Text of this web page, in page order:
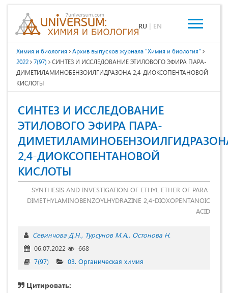
RU | EN
Химия и биология
Архив выпусков журнала "Химия и биология"
2022
7(97)
СИНТЕЗ И ИССЛЕДОВАНИЕ ЭТИЛОВОГО ЭФИРА ПАРА-
ДИМЕТИЛАМИНОБЕНЗОИЛГИДРАЗОНА 2,4-ДИОКСОПЕНТАНОВОЙ
КИСЛОТЫ
СИНТЕЗ И ИССЛЕДОВАНИЕ
ЭТИЛОВОГО ЭФИРА ПАРА-
2,4-ДИОКСОПЕНТАНОВОЙ
КИСЛОТЫ
SYNTHESIS AND INVESTIGATION OF ETHYL ETHER OF PARA-
DIMETHYLAMINOBENZOYLHYDRAZINE 2,4-DIOXOPENTANOIC
ACID
Севинчова Д.Н. Турсунов М.А. Остонова Н.
06.07.2022
668
7(97)
03. Органическая химия
Цитировать: